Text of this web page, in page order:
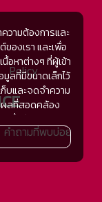
Policy
คำถามที่พบบ่อย
วามต้องการและ
องเรา และเพื่อ
อหาต่างๆ ที่ผู้เข้า
ลที่มีขนาดเล็กไว้
ก็บและจดจำความ
ผลที่สอดคล้อง
เพื่อพัฒนา
พื่ออำนวยความ
า และเมื่อผู้เข้า
นครั้งต่อไป แต่
งาน
ดยบุคคลอื่นที่ให้